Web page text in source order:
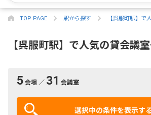
TOP PAGE 駅から探す 【呉服町駅】で
【呉服町駅】で人気の貸会議
5 会場 ／ 31 会議室
選択中の条件を表示す